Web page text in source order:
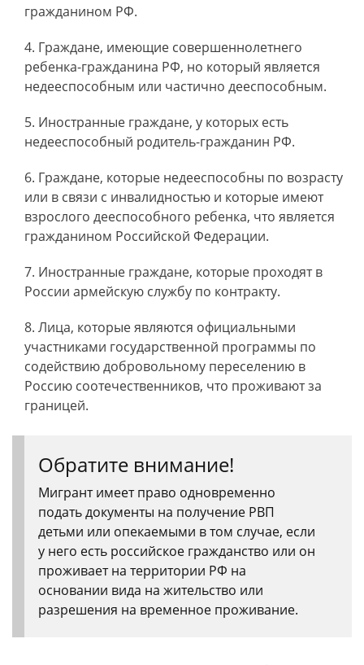
гражданином РФ.
Граждане, имеющие совершеннолетнего
ребенка-гражданина РФ, но который является
недееспособным или частично дееспособным.
Иностранные граждане, у которых есть
недееспособный родитель-гражданин РФ.
Граждане, которые недееспособны по возрасту
или в связи с инвалидностью и которые имеют
взрослого дееспособного ребенка, что является
гражданином Российской Федерации.
Иностранные граждане, которые проходят в
России армейскую службу по контракту.
Лица, которые являются официальными
участниками государственной программы по
содействию добровольному переселению в
Россию соотечественников, что проживают за
границей.
Обратите внимание!
Мигрант имеет право одновременно
подать документы на получение РВП
детьми или опекаемыми в том случае, если
у него есть российское гражданство или он
проживает на территории РФ на
основании вида на жительство или
разрешения на временное проживание.